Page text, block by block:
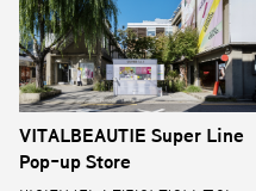
VITALBEAUTIE Super Line
Pop-up Store